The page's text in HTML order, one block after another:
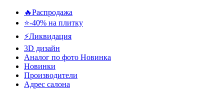
🔥Распродажа
⭐-40% на плитку
⚡️Ликвидация
3D дизайн
Аналог по фото Новинка
Новинки
Производители
Адрес салона